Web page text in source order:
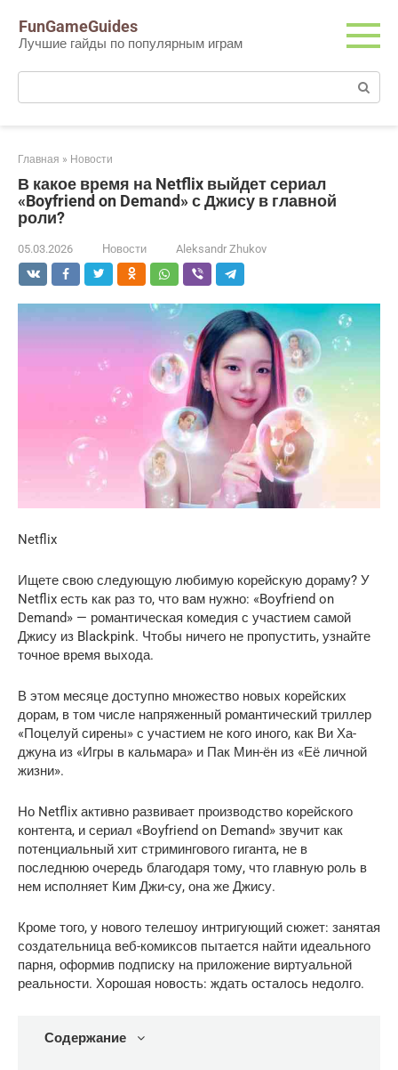
контенту
FunGameGuides
Лучшие гайды по популярным играм
Поиск:
Главная » Новости
В какое время на Netflix выйдет сериал
«Boyfriend on Demand» с Джису в главной
роли?
05.03.2026 Новости Aleksandr Zhukov
Netflix
Ищете свою следующую любимую корейскую дораму? У
Netflix есть как раз то, что вам нужно: «Boyfriend on
Demand» — романтическая комедия с участием самой
Джису из Blackpink. Чтобы ничего не пропустить, узнайте
точное время выхода.
В этом месяце доступно множество новых корейских
дорам, в том числе напряженный романтический триллер
«Поцелуй сирены» с участием не кого иного, как Ви Ха-
джуна из «Игры в кальмара» и Пак Мин-ён из «Её личной
жизни».
Но Netflix активно развивает производство корейского
контента, и сериал «Boyfriend on Demand» звучит как
потенциальный хит стримингового гиганта, не в
последнюю очередь благодаря тому, что главную роль в
нем исполняет Ким Джи-су, она же Джису.
Кроме того, у нового телешоу интригующий сюжет: занятая
создательница веб-комиксов пытается найти идеального
парня, оформив подписку на приложение виртуальной
реальности. Хорошая новость: ждать осталось недолго.
Содержание